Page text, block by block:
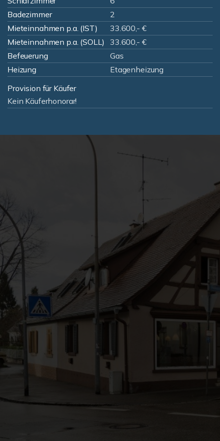
Badezimmer
2
Mieteinnahmen p.a. (IST)
33.600,- €
Mieteinnahmen p.a. (SOLL)
33.600,- €
Befeuerung
Gas
Heizung
Etagenheizung
Provision für Käufer
Kein Käuferhonorar!